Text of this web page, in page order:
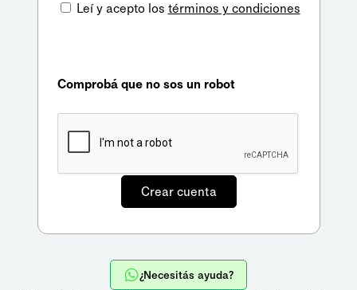
Leí y acepto los términos y condiciones
Comprobá que no sos un robot
¿Necesitás ayuda?